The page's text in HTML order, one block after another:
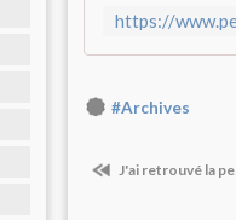
#Archives
J'ai retrouvé la